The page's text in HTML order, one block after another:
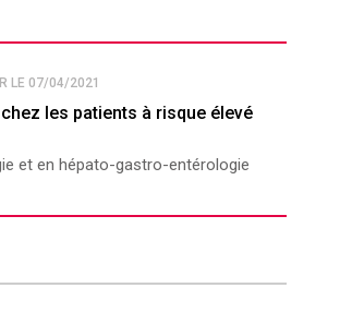
LE 07/04/2021
les patients à risque élevé
et en hépato-gastro-entérologie